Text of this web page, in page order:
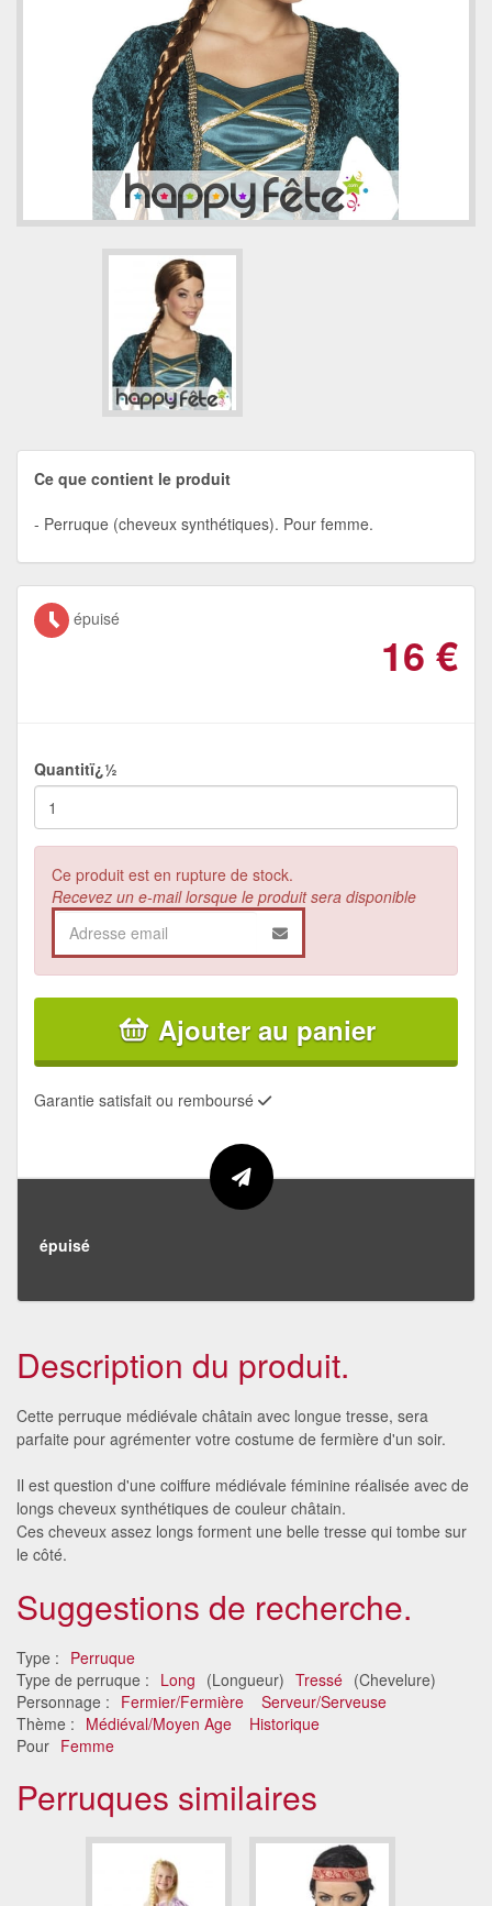
Ce que contient le produit
Perruque (cheveux synthétiques). Pour femme.
épuisé
16 €
Quantitï¿½
Ce produit est en rupture de stock.
Recevez un e-mail lorsque le produit sera disponible
Ajouter au panier
Garantie satisfait ou remboursé
épuisé
Description du produit.
Cette perruque médiévale châtain avec longue tresse, sera
parfaite pour agrémenter votre costume de fermière d'un soir.
Il est question d'une coiffure médiévale féminine réalisée avec de
longs cheveux synthétiques de couleur châtain.
Ces cheveux assez longs forment une belle tresse qui tombe sur
le côté.
Suggestions de recherche.
Type : Perruque
Type de perruque : Long (Longueur) Tressé (Chevelure)
Personnage : Fermier/Fermière
Serveur/Serveuse
Thème : Médiéval/Moyen Age
Historique
Pour Femme
Perruques similaires